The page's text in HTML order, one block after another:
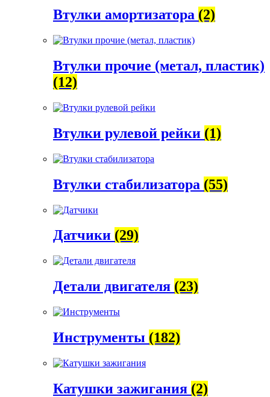
Втулки амортизатора (2)
Втулки прочие (метал, пластик)
(12)
Втулки рулевой рейки (1)
Втулки стабилизатора (55)
Датчики (29)
Детали двигателя (23)
Инструменты (182)
Катушки зажигания (2)